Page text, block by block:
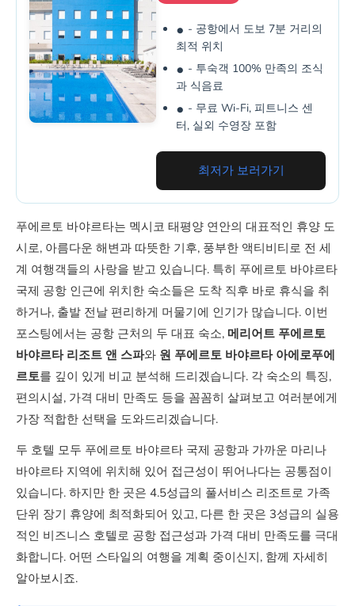
- 공항에서 도보 7분 거리의
최적 위치
- 투숙객 100% 만족의 조식
과 식음료
- 무료 Wi-Fi, 피트니스 센
터, 실외 수영장 포함
최저가 보러가기
푸에르토 바야르타는 멕시코 태평양 연안의 대표적인 휴양 도
시로, 아름다운 해변과 따뜻한 기후, 풍부한 액티비티로 전 세
계 여행객들의 사랑을 받고 있습니다. 특히 푸에르토 바야르타
국제 공항 인근에 위치한 숙소들은 도착 직후 바로 휴식을 취
하거나, 출발 전날 편리하게 머물기에 인기가 많습니다. 이번
포스팅에서는 공항 근처의 두 대표 숙소, 메리어트 푸에르토
바야르타 리조트 앤 스파와 원 푸에르토 바야르타 아에로푸에
르토를 깊이 있게 비교 분석해 드리겠습니다. 각 숙소의 특징,
편의시설, 가격 대비 만족도 등을 꼼꼼히 살펴보고 여러분에게
가장 적합한 선택을 도와드리겠습니다.
두 호텔 모두 푸에르토 바야르타 국제 공항과 가까운 마리나
바야르타 지역에 위치해 있어 접근성이 뛰어나다는 공통점이
있습니다. 하지만 한 곳은 4.5성급의 풀서비스 리조트로 가족
단위 장기 휴양에 최적화되어 있고, 다른 한 곳은 3성급의 실용
적인 비즈니스 호텔로 공항 접근성과 가격 대비 만족도를 극대
화합니다. 어떤 스타일의 여행을 계획 중이신지, 함께 자세히
알아보시죠.